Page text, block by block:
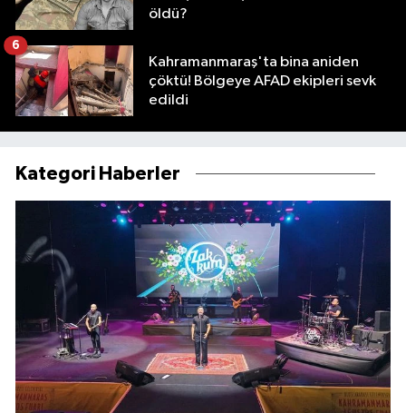
öldü?
Kahramanmaraş'ta bina aniden
çöktü! Bölgeye AFAD ekipleri sevk
edildi
6
Kategori Haberler